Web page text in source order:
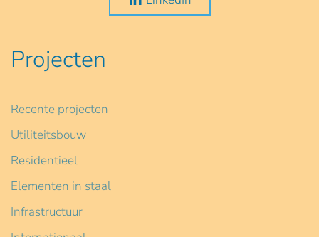
Projecten
Recente projecten
Utiliteitsbouw
Residentieel
Elementen in staal
Infrastructuur